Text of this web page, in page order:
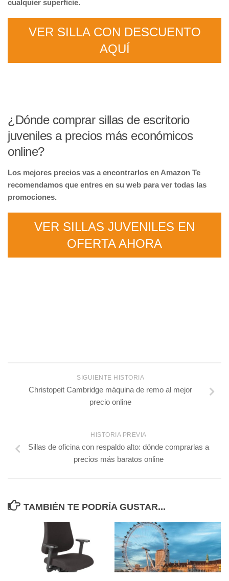
cualquier superficie.
VER SILLA CON DESCUENTO
AQUÍ
¿Dónde comprar sillas de escritorio
juveniles a precios más económicos
online?
Los mejores precios vas a encontrarlos en Amazon Te
recomendamos que entres en su web para ver todas las
promociones.
VER SILLAS JUVENILES EN
OFERTA AHORA
SIGUIENTE HISTORIA
Christopeit Cambridge máquina de remo al mejor
precio online
HISTORIA PREVIA
Sillas de oficina con respaldo alto: dónde comprarlas a
precios más baratos online
TAMBIÉN TE PODRÍA GUSTAR...